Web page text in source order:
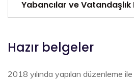
Yabancılar ve Vatandaşlık
Hazır belgeler
2018 yılında yapılan düzenleme